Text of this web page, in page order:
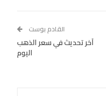
VK
القادم بوست
آخر تحديث في سعر الذهب
اليوم